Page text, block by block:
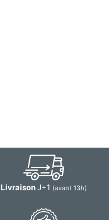
LivraisonJ+1 (avant 13h)